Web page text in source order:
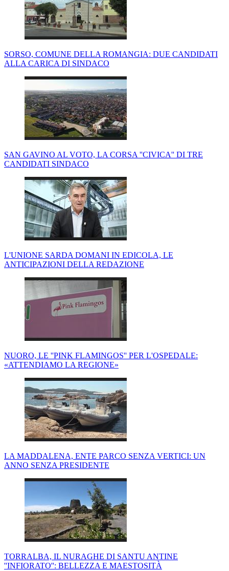
SORSO, COMUNE DELLA ROMANGIA: DUE CANDIDATI
ALLA CARICA DI SINDACO
SAN GAVINO AL VOTO, LA CORSA ''CIVICA'' DI TRE
CANDIDATI SINDACO
L'UNIONE SARDA DOMANI IN EDICOLA, LE
ANTICIPAZIONI DELLA REDAZIONE
NUORO, LE ''PINK FLAMINGOS'' PER L'OSPEDALE:
«ATTENDIAMO LA REGIONE»
LA MADDALENA, ENTE PARCO SENZA VERTICI: UN
ANNO SENZA PRESIDENTE
TORRALBA, IL NURAGHE DI SANTU ANTINE
''INFIORATO'': BELLEZZA E MAESTOSITÀ